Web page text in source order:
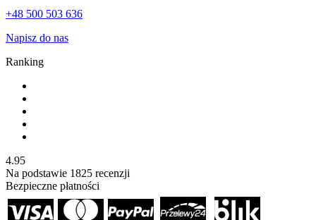
+48 500 503 636
Napisz do nas
Ranking
4.95
Na podstawie 1825 recenzji
Bezpieczne płatności